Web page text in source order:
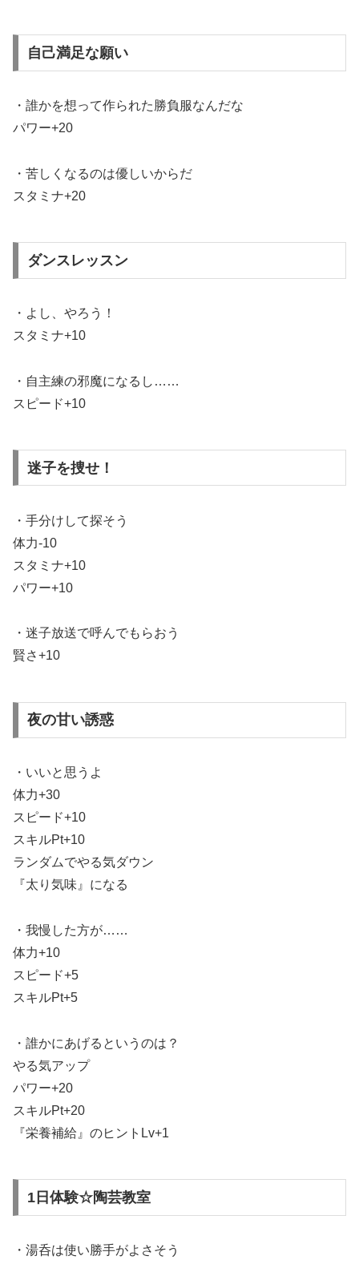
自己満足な願い
・誰かを想って作られた勝負服なんだな
パワー+20
・苦しくなるのは優しいからだ
スタミナ+20
ダンスレッスン
・よし、やろう！
スタミナ+10
・自主練の邪魔になるし……
スピード+10
迷子を捜せ！
・手分けして探そう
体力-10
スタミナ+10
パワー+10
・迷子放送で呼んでもらおう
賢さ+10
夜の甘い誘惑
・いいと思うよ
体力+30
スピード+10
スキルPt+10
ランダムでやる気ダウン
『太り気味』になる
・我慢した方が……
体力+10
スピード+5
スキルPt+5
・誰かにあげるというのは？
やる気アップ
パワー+20
スキルPt+20
『栄養補給』のヒントLv+1
1日体験☆陶芸教室
・湯呑は使い勝手がよさそう